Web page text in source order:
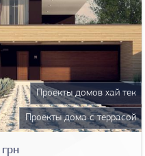
Проекты домов хай тек
Проекты дома с террасой